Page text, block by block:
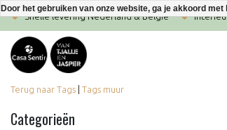
Snelle levering Nederland & België
Terug naar Tags Tags muur
Categorieën
Door het gebruiken van onze website, ga je akkoord